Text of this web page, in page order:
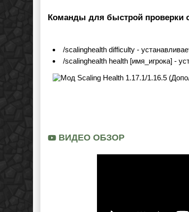
Команды для быстрой проверки
/scalinghealth difficulty -
/scalinghealth health [имя_игрока] -
ВИДЕО ОБЗОР